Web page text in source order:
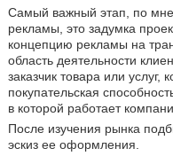
Самый важный этап, по
рекламы, это задумка
концепцию рекламы на
область деятельности
заказчик товара или услуг,
покупательская
в которой работает
После изучения рынка
эскиз ее оформления.